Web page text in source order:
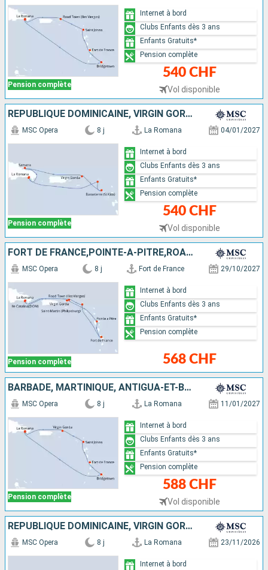
Pension complète
540 CHF
Vol disponible
Internet à bord
Clubs Enfants dès 3 ans
Enfants Gratuits*
Pension complète
RÉPUBLIQUE DOMINICAINE, VIRGIN GORDA, SAINT-CHRISTOPHE-ET-NIÉVÈS, SAINT-MARTIN
Pension complète
MSC Opera 8 j La Romana 04/01/2027
540 CHF
Vol disponible
Internet à bord
Clubs Enfants dès 3 ans
Enfants Gratuits*
Pension complète
FORT DE FRANCE,POINTE-A-PITRE,ROAD TOWN,LA ROMANA
Pension complète
MSC Opera 8 j Fort de France 29/10/2027
568 CHF
Internet à bord
Clubs Enfants dès 3 ans
Enfants Gratuits*
Pension complète
BARBADE, MARTINIQUE, ANTIGUA-ET-BARBUDA, VIRGIN GORDA, RÉPUBLIQUE DOMINICAINE
Pension complète
MSC Opera 8 j La Romana 11/01/2027
588 CHF
Vol disponible
Internet à bord
Clubs Enfants dès 3 ans
Enfants Gratuits*
Pension complète
RÉPUBLIQUE DOMINICAINE, VIRGIN GORDA, SAINT-MARTIN
MSC Opera 8 j La Romana 23/11/2026
Internet à bord